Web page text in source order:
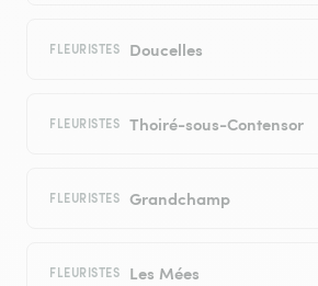
FLEURISTES Doucelles
FLEURISTES Thoiré-sous-Contensor
FLEURISTES Grandchamp
FLEURISTES Les Mées